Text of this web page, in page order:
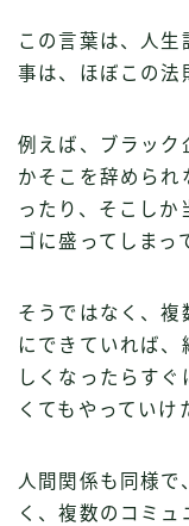
この言葉は、人
事は、ほぼこの法
例えば、ブラック
かそこを辞められ
ったり、そこしか
ゴに盛ってしまっ
そうではなく、複
にできていれば、
しくなったらす
くてもやっていけ
人間関係も同様で
く、複数のコミ